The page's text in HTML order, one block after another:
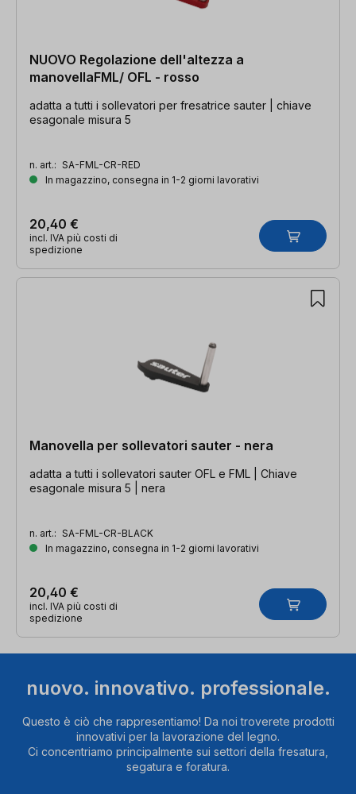
NUOVO Regolazione dell'altezza a
manovellaFML/ OFL - rosso
adatta a tutti i sollevatori per fresatrice sauter | chiave
esagonale misura 5
n. art.: SA-FML-CR-RED
In magazzino, consegna in 1-2 giorni lavorativi
20,40 €
incl. IVA più costi di
spedizione
Manovella per sollevatori sauter - nera
adatta a tutti i sollevatori sauter OFL e FML | Chiave
esagonale misura 5 | nera
n. art.: SA-FML-CR-BLACK
In magazzino, consegna in 1-2 giorni lavorativi
20,40 €
incl. IVA più costi di
spedizione
nuovo. innovativo. professionale.
Questo è ciò che rappresentiamo! Da noi troverete prodotti
innovativi per la lavorazione del legno.
Ci concentriamo principalmente sui settori della fresatura,
segatura e foratura.